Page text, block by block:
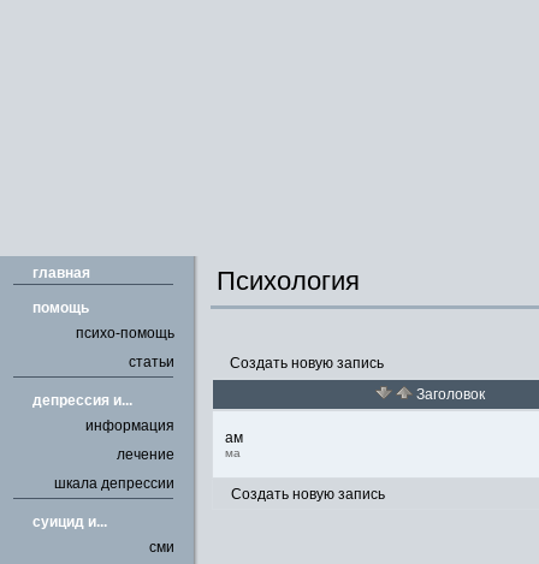
главная
помощь
психо-помощь
статьи
депрессия и...
информация
лечение
шкала депрессии
cуицид и...
сми
Психология
Создать новую запись
Заголовок
ам
ма
Создать новую запись